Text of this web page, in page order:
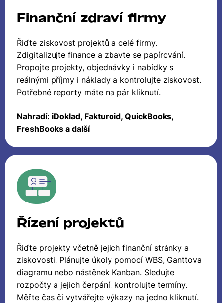
Finanční zdraví firmy
Řiďte ziskovost projektů a celé firmy.
Zdigitalizujte finance a zbavte se papírování.
Propojte projekty, objednávky i nabídky s
reálnými příjmy i náklady a kontrolujte ziskovost.
Potřebné reporty máte na pár kliknutí.
Nahradí: iDoklad, Fakturoid, QuickBooks,
FreshBooks a další
Řízení projektů
Řiďte projekty včetně jejich finanční stránky a
ziskovosti. Plánujte úkoly pomocí WBS, Ganttova
diagramu nebo nástěnek Kanban. Sledujte
rozpočty a jejich čerpání, kontrolujte termíny.
Měřte čas či vytvářejte výkazy na jedno kliknutí.